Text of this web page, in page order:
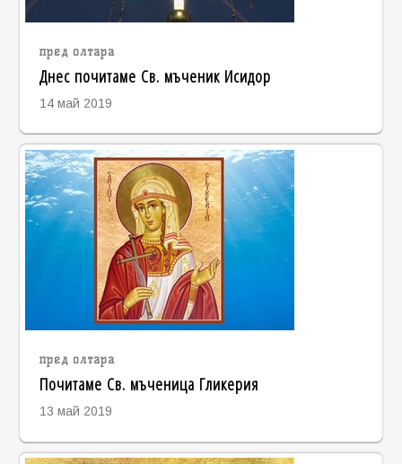
пред олтара
Днес почитаме Св. мъченик Исидор
14 май 2019
пред олтара
Почитаме Св. мъченица Гликерия
13 май 2019